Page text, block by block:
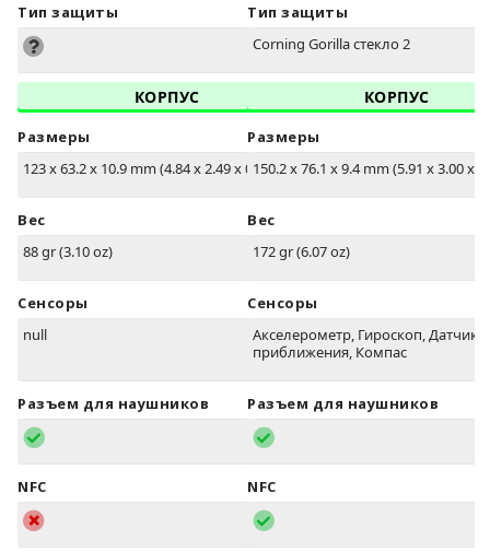
Тип защиты
КОРПУС
Размеры
123 x 63.2 x 10.9 mm (4.84 x 2.49 x 0.43 in)
Вес
88 gr (3.10 oz)
Сенсоры
null
Разъем для наушников
NFC
Тип защиты
Corning Gorilla стекло 2
КОРПУС
Размеры
150.2 x 76.1 x 9.4 mm (5.91 x 3.00 x
Вес
172 gr (6.07 oz)
Сенсоры
Акселерометр, Гироскоп, Датчик
приближения, Компас
Разъем для наушников
NFC